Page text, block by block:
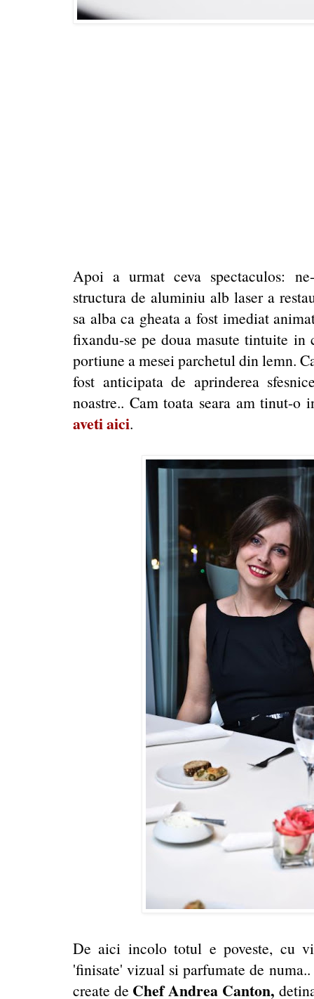
Apoi a urmat ceva spectaculos:
structura de aluminiu alb laser a
sa alba ca gheata a fost imediat
fixandu-se pe doua masute tintuite in
portiune a mesei parchetul din lemn.
fost anticipata de aprinderea
noastre.. Cam toata seara am tinut-
aveti aici.
De aici incolo totul e poveste, cu
'finisate' vizual si parfumate de
create de Chef Andrea Canton,